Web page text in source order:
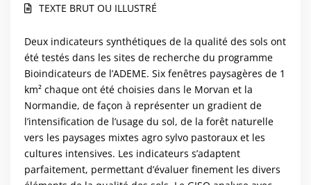
TEXTE BRUT OU ILLUSTRÉ
Deux indicateurs synthétiques de la qualité des sols ont
été testés dans les sites de recherche du programme
Bioindicateurs de l’ADEME. Six fenêtres paysagères de 1
km² chaque ont été choisies dans le Morvan et la
Normandie, de façon à représenter un gradient de
l’intensification de l’usage du sol, de la forêt naturelle
vers les paysages mixtes agro sylvo pastoraux et les
cultures intensives. Les indicateurs s’adaptent
parfaitement, permettant d’évaluer finement les divers